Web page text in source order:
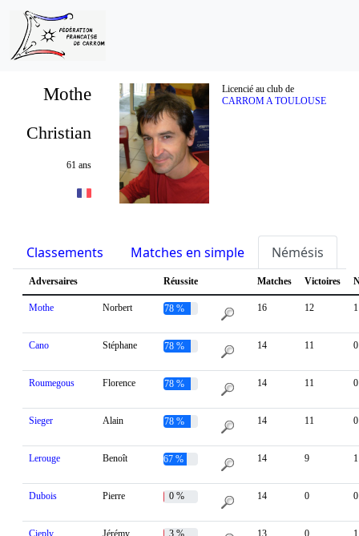
Mothe
Licencié au club de
CARROM A TOULOUSE
Christian
61 ans
Classements Matches en simple Némésis
Adversaires Réussite Matches Victoires
Mothe Norbert 78 % 16 12 1
Cano Stéphane 78 % 14 11 0
Roumegous Florence 78 % 14 11 0
Sieger Alain 78 % 14 11 0
Lerouge Benoît 67 % 14 9 1
Dubois Pierre 0 % 14 0 0
Cieply Jérémy 3 % 13 0 1